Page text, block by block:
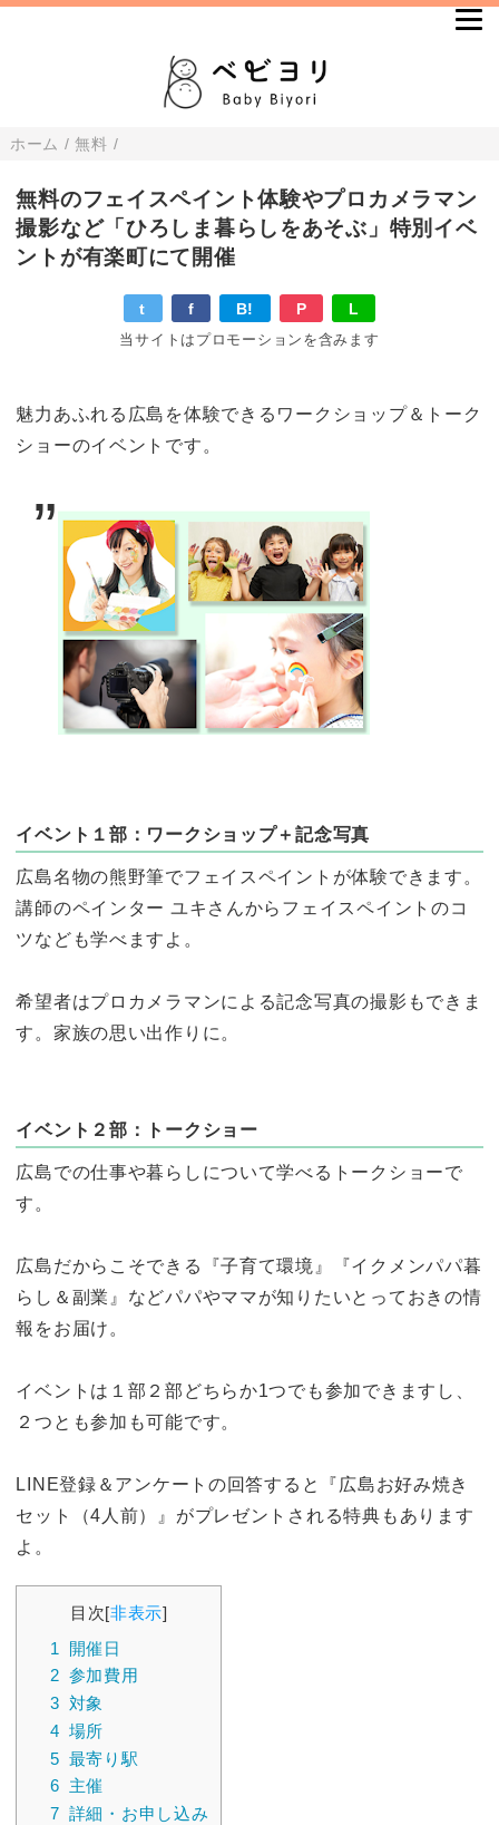
ホーム /無料 /
無料のフェイスペイント体験やプロカメラマン
撮影など「ひろしま暮らしをあそぶ」特別イベ
ントが有楽町にて開催
t f B! P L
当サイトはプロモーションを含みます
魅力あふれる広島を体験できるワークショップ＆トーク
ショーのイベントです。
イベント１部：ワークショップ＋記念写真
広島名物の熊野筆でフェイスペイントが体験できます。
講師のペインター ユキさんからフェイスペイントのコ
ツなども学べますよ。
希望者はプロカメラマンによる記念写真の撮影もできま
す。家族の思い出作りに。
イベント２部：トークショー
広島での仕事や暮らしについて学べるトークショーで
す。
広島だからこそできる『子育て環境』『イクメンパパ暮
らし＆副業』などパパやママが知りたいとっておきの情
報をお届け。
イベントは１部２部どちらか1つでも参加できますし、
２つとも参加も可能です。
LINE登録＆アンケートの回答すると『広島お好み焼き
セット（4人前）』がプレゼントされる特典もあります
よ。
目次[非表示]
1
開催日
2 参加費用
3 対象
4 場所
5 最寄り駅
6 主催
7 詳細・お申し込み